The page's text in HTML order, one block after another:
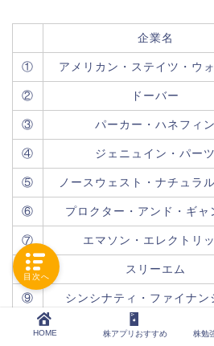
企業名
① アメリカン・ステイツ・ウ
② ドーバー
③ パーカー・ハネフィン
④ ジェニュイン・パーツ
⑤ ノースウェスト・ナチュラ
⑥ プロクター・アンド・ギャ
⑦ エマソン・エレクトリ
⑧ スリーエム
⑨ シンシナティ・ファイナン
⑩ ジョンソン＆ジョンソ
HOME 株アプリおすすめ 株勉
目次へ